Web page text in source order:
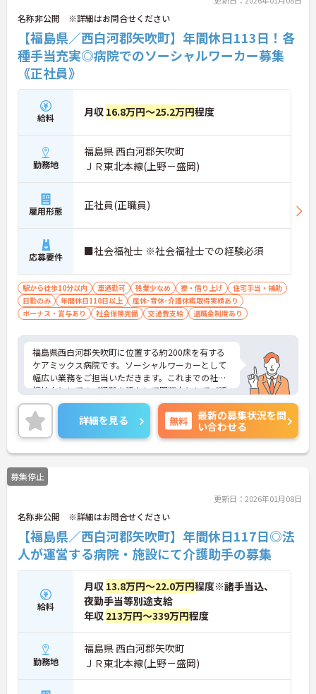
名称非公開 ※詳細はお問合せください
【福島県／西白河郡矢吹町】年間休日113日！各
種手当充実◎病院でのソーシャルワーカー募集
《正社員》
給料 月収 16.8万円～25.2万円程度
勤務地
福島県 西白河郡矢吹町
ＪＲ東北本線(上野－盛岡)
雇用形態 正社員(正職員)
応募要件 ■社会福祉士 ※社会福祉士での経験必須
駅から徒歩10分以内 車通勤可 残業少なめ 寮・借り上げ
住宅手当・補助
日勤のみ
年間休日110日以上
産休･育休･介護休暇取得実績あり
ボーナス・賞与あり
社会保険完備 交通費支給 退職金制度あり
福島県西白河郡矢吹町に位置する約200床を有する
ケアミックス病院です。ソーシャルワーカーとして
幅広い業務をご担当いただきます。これまでの社会
福祉士としてのご経験を活かして即戦力としてご活
躍いただける環境です。日・祝固定休み＆年間休日1
13日、残業は月1時間程度と少なく、メリハリのあ
る勤務が可能です。ご興味ある方には、面接のポイ
ントなど、さらに詳細をお話致しますのでお気軽に
ご相談ください。
詳細を見る 無料
最新の募集状況を問
い合わせる
募集停止
更新日：2026年01月08日
名称非公開 ※詳細はお問合せください
【福島県／西白河郡矢吹町】年間休日117日◎法
人が運営する病院・施設にて介護助手の募集
給料
月収 13.8万円～22.0万円程度※諸手当込、
夜勤手当等別途支給
年収 213万円～339万円程度
勤務地
福島県 西白河郡矢吹町
ＪＲ東北本線(上野－盛岡)